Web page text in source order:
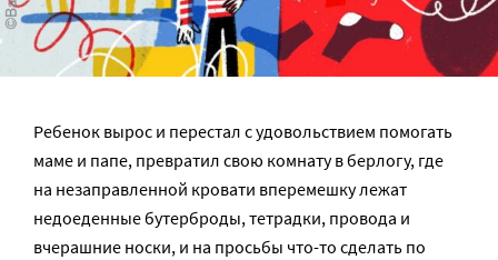
Ребенок вырос и перестал с удовольствием помогать
маме и папе, превратил свою комнату в берлогу, где
на незаправленной кровати вперемешку лежат
недоеденные бутерброды, тетрадки, провода и
вчерашние носки, и на просьбы что-то сделать по